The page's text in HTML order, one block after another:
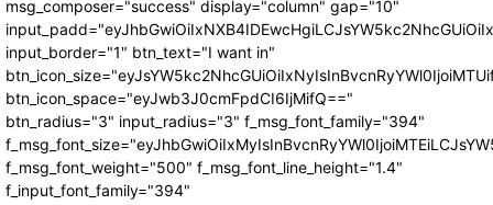
msg_composer="success" display="column" gap="10"
input_border="1" btn_text="I want in"
btn_icon_space="eyJwb3J0cmFpdCI6IjMifQ=="
btn_radius="3" input_radius="3" f_msg_font_family="394"
f_msg_font_weight="500" f_msg_font_line_height="1.4"
f_input_font_family="394"